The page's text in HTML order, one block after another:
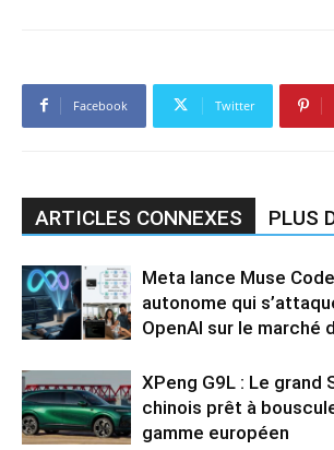
Facebook Twitter
ARTICLES CONNEXES PLUS
Meta lance Muse Code
autonome qui
OpenAI sur le marché
XPeng G9L : Le grand
chinois prêt à
gamme européen